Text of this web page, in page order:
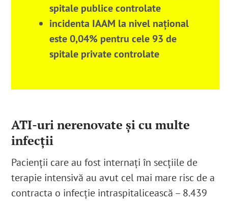
spitale publice controlate
incidenta IAAM la nivel național
este 0,04% pentru cele 93 de
spitale private controlate
ATI-uri nerenovate și cu multe
infecții
Pacienții care au fost internați în secțiile de
terapie intensivă au avut cel mai mare risc de a
contracta o infecție intraspitalicească – 8.439